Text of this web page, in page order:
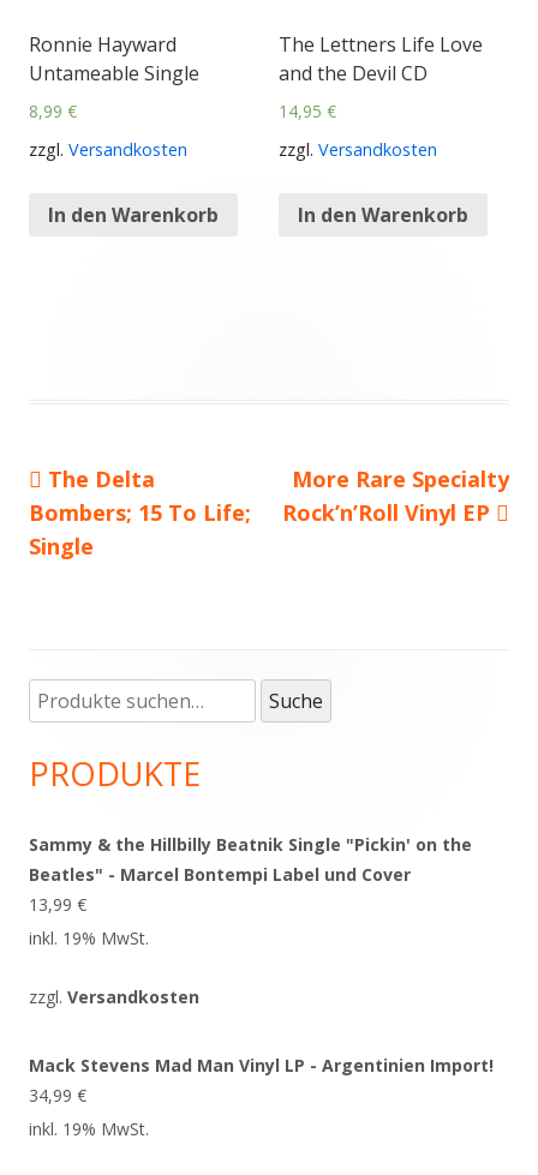
Ronnie Hayward
Untameable Single
8,99 €
zzgl. Versandkosten
In den Warenkorb
The Lettners Life Love
and the Devil CD
14,95 €
zzgl. Versandkosten
In den Warenkorb
Beitragsnavigation
Vorheriger
Beitrag:
The Delta
Bombers; 15 To Life;
Single
Nächster
Beitrag
More Rare Specialty
Rock’n’Roll Vinyl EP
Haupt-
Seitenleiste
Suche
nach:
Suche
PRODUKTE
Sammy & the Hillbilly Beatnik Single "Pickin' on the
Beatles" - Marcel Bontempi Label und Cover
13,99 €
inkl. 19% MwSt.
zzgl. Versandkosten
Mack Stevens Mad Man Vinyl LP - Argentinien Import!
34,99 €
inkl. 19% MwSt.